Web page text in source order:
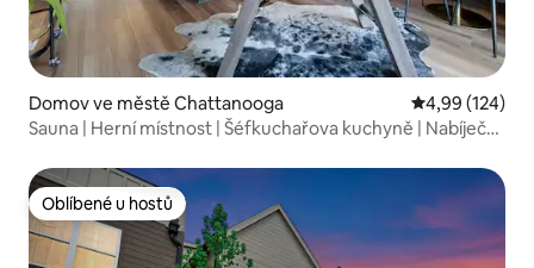
Domov ve městě Chattanooga Průměrné
4,99 (124)
Sauna | Herní místnost | Šéfkuchařova kuchyně | Nabíječka
Oblíbené u hostů
Oblíbené u hostů